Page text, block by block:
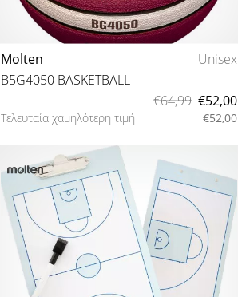
Molten
Unisex
B5G4050 BASKETBALL
€64,99 €52,00
Τελευταία χαμηλότερη τιμή €52,00